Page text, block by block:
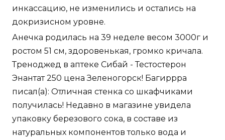
инкассацию, не изменились и остались на
докризисном уровне.
Анечка родилась на 39 неделе весом 3000г и
ростом 51 см, здоровенькая, громко кричала.
Треноджед в аптеке Сибай - Тестостерон
Энантат 250 цена Зеленогорск! Багиррра
писал(а): Отличная стенка со шкафчиками
получилась! Недавно в магазине увидела
упаковку березового сока, в составе из
натуральных компонентов только вода и